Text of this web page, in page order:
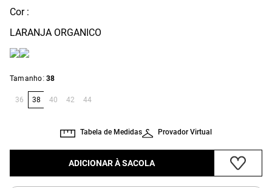
Cor :
LARANJA ORGANICO
Tamanho: 38
36 38 40 42 44
Provador Virtual
Tabela de Medidas
ADICIONAR À SACOLA